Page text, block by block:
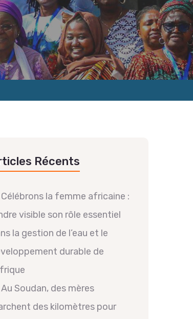
Récents
Célébrons la femme africaine :
visible son rôle essentiel
la gestion de l’eau et le
durable de
Au Soudan, des mères
des kilomètres pour